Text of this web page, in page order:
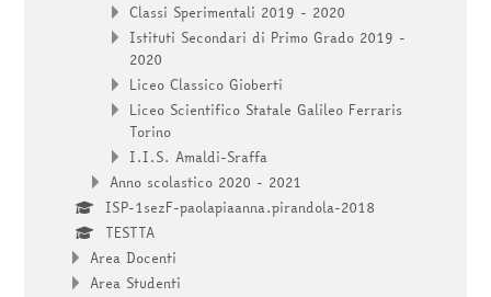
Classi Sperimentali 2019 - 2020
Istituti Secondari di Primo Grado 2019 -
2020
Liceo Classico Gioberti
Liceo Scientifico Statale Galileo Ferraris
Torino
I.I.S. Amaldi-Sraffa
Anno scolastico 2020 - 2021
ISP-1sezF-paolapiaanna.pirandola-2018
TESTTA
Area Docenti
Area Studenti